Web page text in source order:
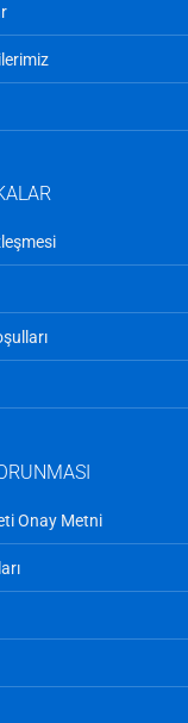
Onay Metni